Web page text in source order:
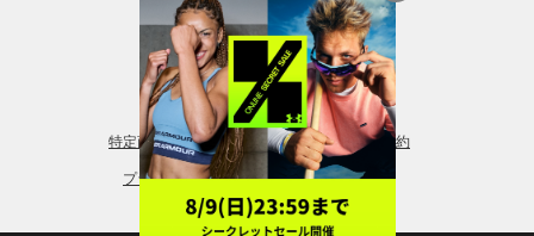
レギンス＆タイツ
特定商取引法に基づく通販の表記 会員規約
プライバシーポリシー